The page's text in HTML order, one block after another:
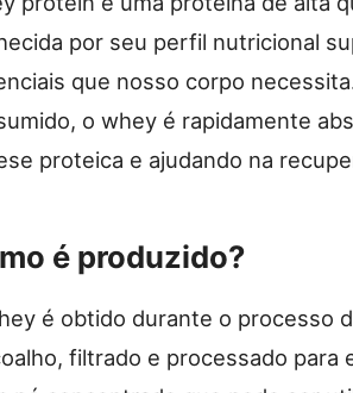
por seu perfil nutricional
que nosso corpo
o whey é rapidamente
proteica e ajudando na
é produzido?
é obtido durante o processo
filtrado e processado para